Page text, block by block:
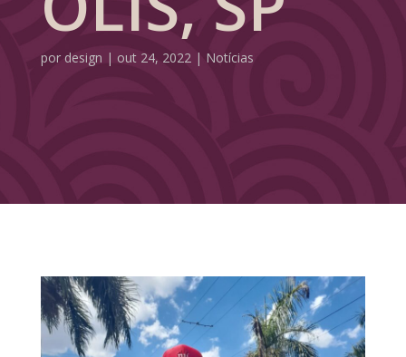
por design | out 24, 2022| Notícias